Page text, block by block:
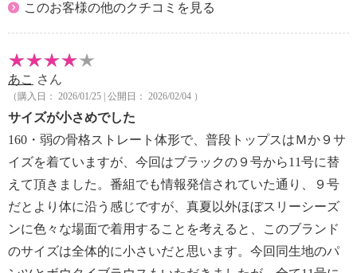
このお客様の他のクチコミを見る
あこ さん
（購入日： 2026/01/25 | 公開日： 2026/02/04 ）
サイズが小さめでした
160・弱の骨格ストレート体形で、普段トップスはＭか９サ
イズを着ていますが、今回はブラックの９号から11号に替
えて頂きました。番組でも情報発信されていた通り、９号
だとより体に沿う感じですが、真夏以外ほぼスリーシーズ
ンに色々な場面で着用することを考えると、このブランド
のサイズは全体的に小さいだと思います。今回同生地のパ